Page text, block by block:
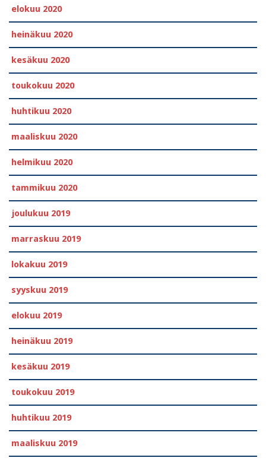
elokuu 2020
heinäkuu 2020
kesäkuu 2020
toukokuu 2020
huhtikuu 2020
maaliskuu 2020
helmikuu 2020
tammikuu 2020
joulukuu 2019
marraskuu 2019
lokakuu 2019
syyskuu 2019
elokuu 2019
heinäkuu 2019
kesäkuu 2019
toukokuu 2019
huhtikuu 2019
maaliskuu 2019